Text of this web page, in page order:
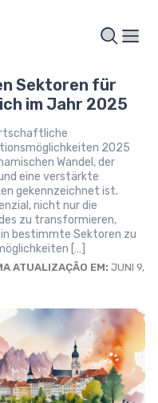
Sektoren für
im Jahr 2025
2025
Wandel, der
eine verstärkte
gekennzeichnet ist.
nicht nur die
zu transformieren,
bestimmte Sektoren zu
[…]
ATUALIZAÇÃO EM: JUNI 9,